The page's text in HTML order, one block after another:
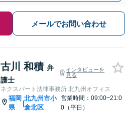
メールでお問い合わせ
古川 和積 弁
護士
インタビューを
見る
ネクスパート法律事務所 北九州オフィス
福岡
県
|
北九州市小
倉北区
営業時間：09:00~21:0
0（平日）